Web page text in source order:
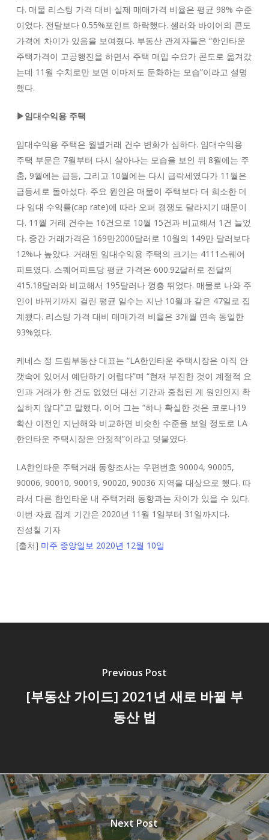
다. 매물 리스팅 가격 대비 실제 매매가격 비율은 평균 98% 수준
이었다. 전달보다 0.55%포인트 하락했다. 셀러와 바이어의 콘도
가격에 차이가 있음을 보여줬다. 부동산 관계자들은 “한인타운
주택가격이 고공행진을 하면서 주택 매입 수요가 콘도로 옮겨갔
는데 11월 수치로만 보면 이마저도 둔화하는 모습”이라고 설명
했다.
▶임대수익용 주택
임대수익용 주택은 월별거래 건수 변화가 심하다. 임대수익용
주택 부문은 7월부터 다시 살아나는 모습을 보인 뒤 8월에는 주
춤, 9월에는 급등, 그리고 10월에는 다시 급락세였다가 11월은
급등세로 돌아섰다. 주요 원인은 매물이 주택보다 더 희소한 데
다 임대 수익률(cap rate)에 따라 오퍼 경쟁도 달라지기 때문이
다. 11월 거래 건수는 16건으로 10월 15건과 비교해서 1건 늘었
다. 중간 거래가격은 169만2000달러로 10월의 149만 달러보다
12%나 높았다. 거래된 임대수익용 주택의 크기는 4111스퀘어
피트였다. 스퀘어피트당 평균 가격은 600.92달러로 전달의
415.18달러와 비교해서 195달러나 껑충 뛰었다. 매물로 나와 주
인이 바뀌기까지 걸린 평균 일수는 지난 10월과 같은 47일로 집
계됐다. 리스팅 가격 대비 매매가격 비율은 3개월 연속 동일한
93%였다.
케네스 정 드림부동산 대표는 “LA한인타운 주택시장은 아직 안
갯속에 있어서 예단하기 어렵다”며 “현재 부진한 것이 계절적 요
인과 거래가 한 건도 없었던 대선 기간과 중첩된 게 원인인지 확
실하지 않다”고 말했다. 이어 그는 “하나 확실한 것은 코로나19
확산 이전인 지난해와 비교하면 비슷한 수준을 보일 정도로 LA
한인타운 주택시장은 안정적”이라고 덧붙였다.
LA한인타운 주택거래 동향조사는 우편번호 90004, 90005,
90006, 90010, 90019, 90020, 90036 지역을 대상으로 했다. 따
라서 다른 한인타운 내 주택거래 동향과는 차이가 있을 수 있다.
이번 자료 집계 기간은 2020년 11월 1일부터 31일까지다.
진성철 기자
[출처] 미주 중앙일보 2020년 12월 10일
Previous Post
[부동산 가이드] 2021년 새로 바뀔 부
동산 법
Next Post